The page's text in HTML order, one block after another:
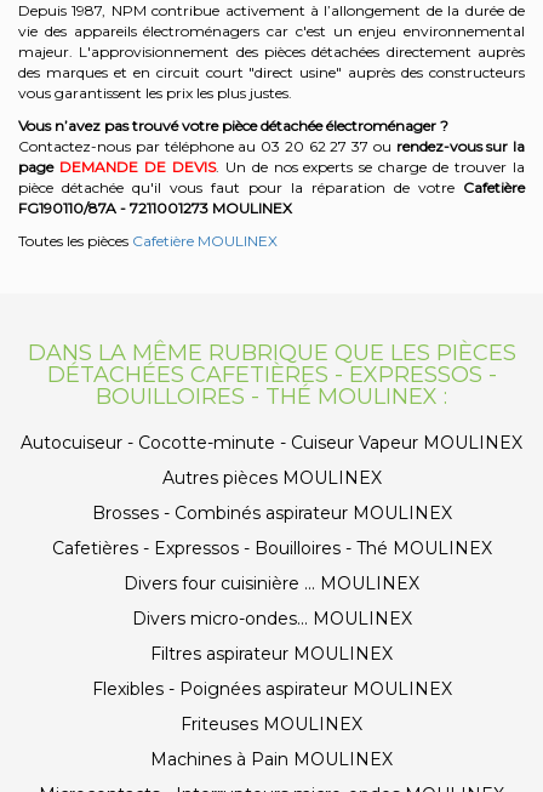
Depuis 1987, NPM contribue activement à l’allongement de la durée de
vie des appareils électroménagers car c'est un enjeu environnemental
majeur. L'approvisionnement des pièces détachées directement auprès
des marques et en circuit court "direct usine" auprès des constructeurs
vous garantissent les prix les plus justes.
Vous n’avez pas trouvé votre pièce détachée électroménager ?
Contactez-nous par téléphone au 03 20 62 27 37 ou rendez-vous sur la
page DEMANDE DE DEVIS. Un de nos experts se charge de trouver la
pièce détachée qu'il vous faut pour la réparation de votre Cafetière
FG190110/87A - 7211001273 MOULINEX
Toutes les pièces Cafetière MOULINEX
DANS LA MÊME RUBRIQUE QUE LES PIÈCES
DÉTACHÉES CAFETIÈRES - EXPRESSOS -
BOUILLOIRES - THÉ MOULINEX :
Autocuiseur - Cocotte-minute - Cuiseur Vapeur MOULINEX
Autres pièces MOULINEX
Brosses - Combinés aspirateur MOULINEX
Cafetières - Expressos - Bouilloires - Thé MOULINEX
Divers four cuisinière ... MOULINEX
Divers micro-ondes... MOULINEX
Filtres aspirateur MOULINEX
Flexibles - Poignées aspirateur MOULINEX
Friteuses MOULINEX
Machines à Pain MOULINEX